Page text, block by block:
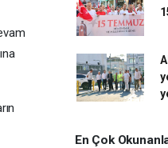
En Çok